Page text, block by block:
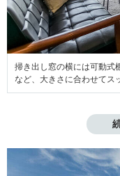
掃き出し窓の横には可動式
など、大きさに合わせてス